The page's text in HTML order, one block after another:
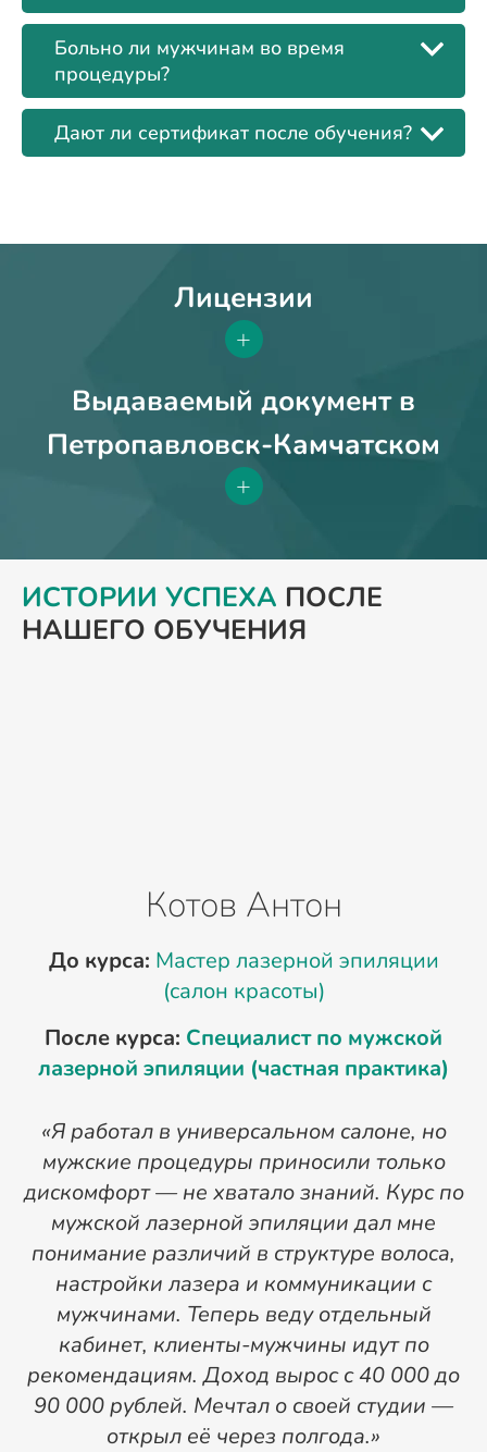
Больно ли мужчинам во время
процедуры?
Дают ли сертификат после обучения?
Лицензии
+
Выдаваемый документ в
Петропавловск-Камчатском
+
ИСТОРИИ УСПЕХА ПОСЛЕ
НАШЕГО ОБУЧЕНИЯ
Котов Антон
До курса: Мастер лазерной эпиляции
(салон красоты)
После курса: Специалист по мужской
лазерной эпиляции (частная практика)
«Я работал в универсальном салоне, но
мужские процедуры приносили только
дискомфорт — не хватало знаний. Курс по
мужской лазерной эпиляции дал мне
понимание различий в структуре волоса,
настройки лазера и коммуникации с
мужчинами. Теперь веду отдельный
кабинет, клиенты-мужчины идут по
рекомендациям. Доход вырос с 40 000 до
90 000 рублей. Мечтал о своей студии —
открыл её через полгода.»